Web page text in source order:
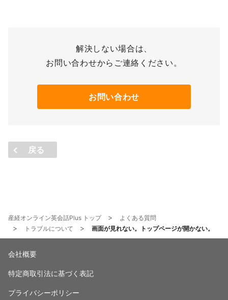
解決しない場合は、
お問い合わせからご連絡ください。
お問い合わせ
戻る
産経オンライン英会話Plus トップ
よくある質問
トラブルについて
画面が見れない。トップページが開かない。
会社概要
特定商取引法に基づく表記
プライバシーポリシー